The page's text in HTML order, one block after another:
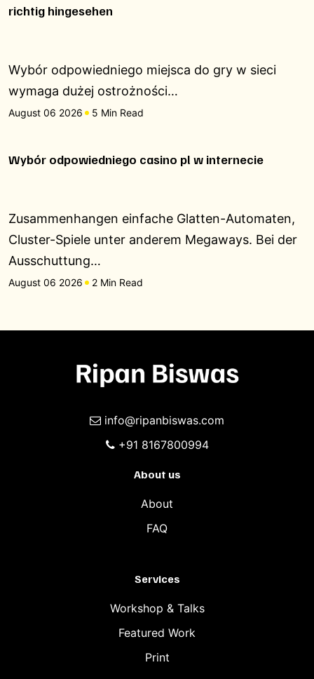
richtig hingesehen
Wybór odpowiedniego miejsca do gry w sieci
wymaga dużej ostrożności…
August 06 2026 5 Min Read
Wybór odpowiedniego casino pl w internecie
Zusammenhangen einfache Glatten-Automaten,
Cluster-Spiele unter anderem Megaways. Bei der
Ausschuttung…
August 06 2026 2 Min Read
info@ripanbiswas.com
+91 8167800994
About us
About
FAQ
Services
Workshop & Talks
Featured Work
Print